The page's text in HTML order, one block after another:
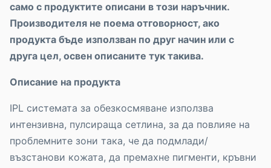
само с продуктите описани в този наръчник.
Производителя не поема отговорност, ако
продукта бъде използван по друг начин или с
друга цел, освен описаните тук такива.
Описание на продукта
IPL системата за обезкосмяване използва
интензивна, пулсираща сетлина, за да повлияе на
проблемните зони така, че да подмлади/
възстанови кожата, да премахне пигменти, кръвни